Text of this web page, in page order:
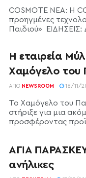
COSMOTE ΝΕΑ: Η
προηγμένες
Παιδιού»
H εταιρεία
Χαμόγελο του
ΑΠΌ NEWSROOM 18/11/
Το Χαμόγελο του
στήριξε για μια
προσφέροντας
ΑΓΙΑ
ανήλικες